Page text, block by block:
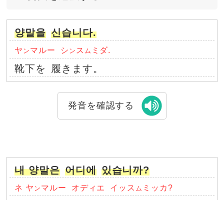
양말을 신습니다.
ヤ ン マルー シ ン ス ム ミダ.
靴下を 履きます。
発音を確認する
내 양말은 어디에 있습니까?
ネ ヤ ン マルー オディエ イッス ム ミッカ?